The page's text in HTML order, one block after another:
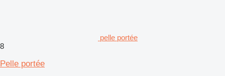
pelle portée
8
Pelle portée